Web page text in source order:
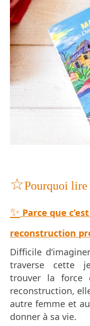
☆Pourquoi
✨ Parce que
reconstruction
Difficile
traverse cette
trouver la force
reconstruction,
autre femme et
donner à sa vie.